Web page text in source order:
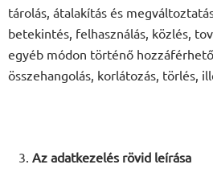
tárolás, átalakítás és
betekintés, felhasználás, közlés,
egyéb módon történő
összehangolás, korlátozás, törlés,
Az adatkezelés rövid leírása